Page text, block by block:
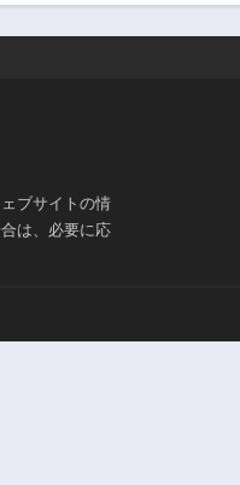
ブサイトの情
は、必要に応